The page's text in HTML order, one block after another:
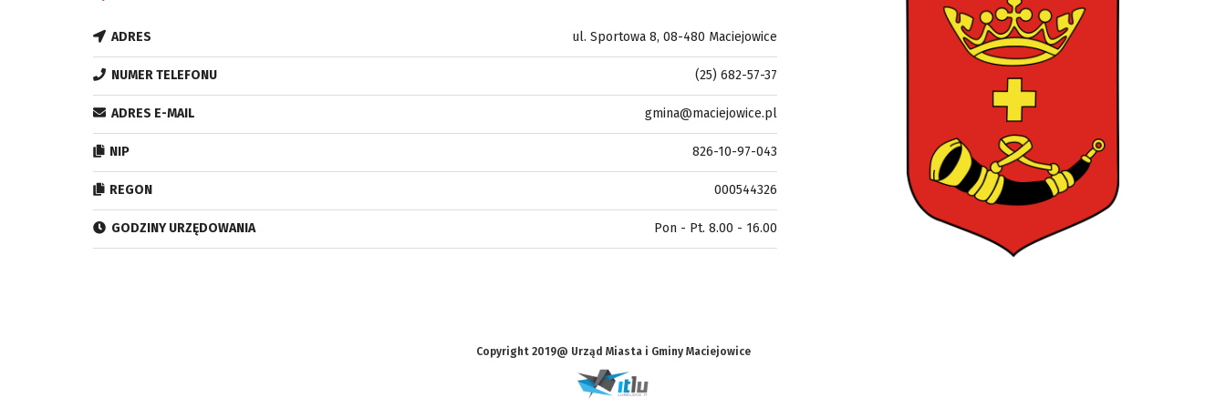
ADRES ul. Sportowa 8, 08-480 Maciejowice
NUMER TELEFONU (25) 682-57-37
ADRES E-MAIL gmina@maciejowice.pl
NIP 826-10-97-043
REGON 000544326
GODZINY URZĘDOWANIA Pon - Pt. 8.00 - 16.00
Copyright 2019@ Urząd Miasta i Gminy Maciejowice